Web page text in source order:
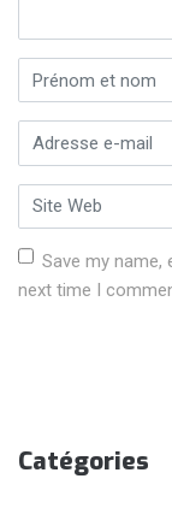
Prénom et nom
Adresse e-mail *
Site Web
Save my name,
next time I
Catégories